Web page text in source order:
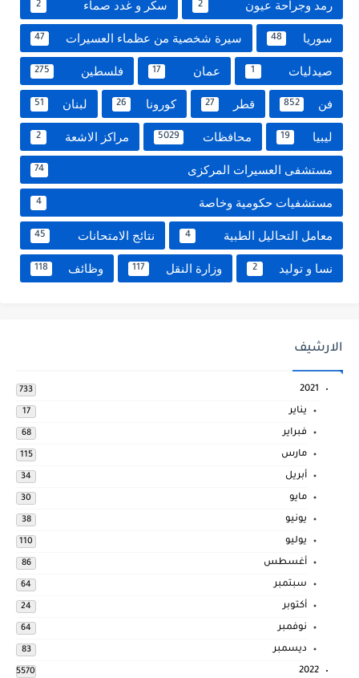
رمد وجراحة عيون 2 سكر و غدد صماء 2
سوريا 48 سيرة شخصية من عظماء العسيرات 47
صيدليات 1 عمان 17 فلسطين 275
فن 852 قطر 27 كورونا 26 لبنان 51
ليبيا 19 محافظات 5029 مراكز الاشعة 2
مستشفى العسيرات المركزى 74
مستشفيات حكومية وخاصة 4
معامل التحاليل الطبية 4 نتائج الامتحانات 45
نسا و توليد 2 وزارة النقل 117 وظائف 118
الارشيف
2021
733
يناير 17
فبراير 68
مارس 115
أبريل 34
مايو 30
يونيو 38
يوليو 110
أغسطس 86
سبتمبر 64
أكتوبر 24
نوفمبر 64
ديسمبر 83
2022
5570